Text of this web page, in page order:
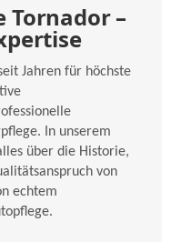
Tornador –
Jahren für höchste
In unserem
über die Historie,
von
echtem